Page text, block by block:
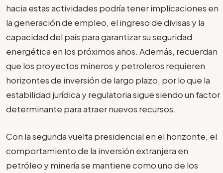
hacia estas actividades podría tener implicaciones en
la generación de empleo, el ingreso de divisas y la
capacidad del país para garantizar su seguridad
energética en los próximos años. Además, recuerdan
que los proyectos mineros y petroleros requieren
horizontes de inversión de largo plazo, por lo que la
estabilidad jurídica y regulatoria sigue siendo un factor
determinante para atraer nuevos recursos.
Con la segunda vuelta presidencial en el horizonte, el
comportamiento de la inversión extranjera en
petróleo y minería se mantiene como uno de los